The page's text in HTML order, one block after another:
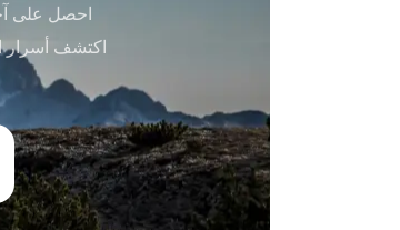
احصل على
اكتشف أسرار